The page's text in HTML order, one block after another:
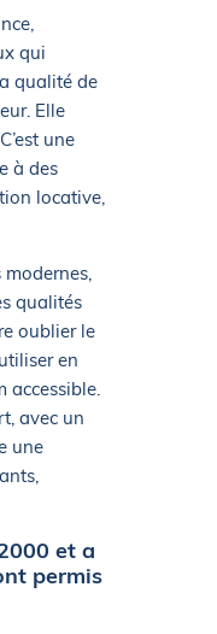
qui
qualité de
Elle
une
à des
locative,
qualités
oublier le
en
accessible.
avec un
une
et a
permis